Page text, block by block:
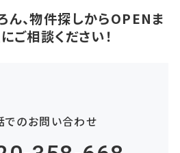
ん、物件探しからOPENま
ご相談ください！
でのお問い合わせ